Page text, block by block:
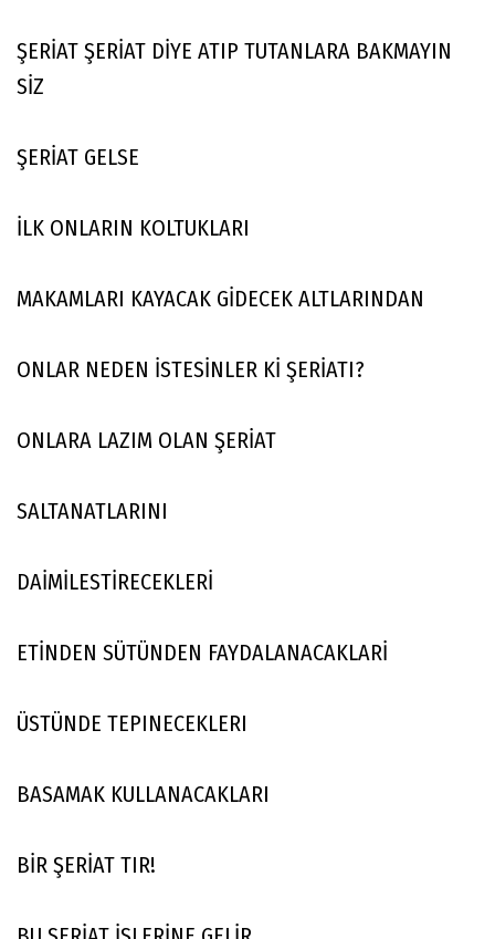
ŞERİAT ŞERİAT DİYE ATIP TUTANLARA BAKMAYIN
SİZ
ŞERİAT GELSE
İLK ONLARIN KOLTUKLARI
MAKAMLARI KAYACAK GİDECEK ALTLARINDAN
ONLAR NEDEN İSTESİNLER Kİ ŞERİATI?
ONLARA LAZIM OLAN ŞERİAT
SALTANATLARINI
DAİMİLESTİRECEKLERİ
ETİNDEN SÜTÜNDEN FAYDALANACAKLARİ
ÜSTÜNDE TEPINECEKLERI
BASAMAK KULLANACAKLARI
BİR ŞERİAT TIR!